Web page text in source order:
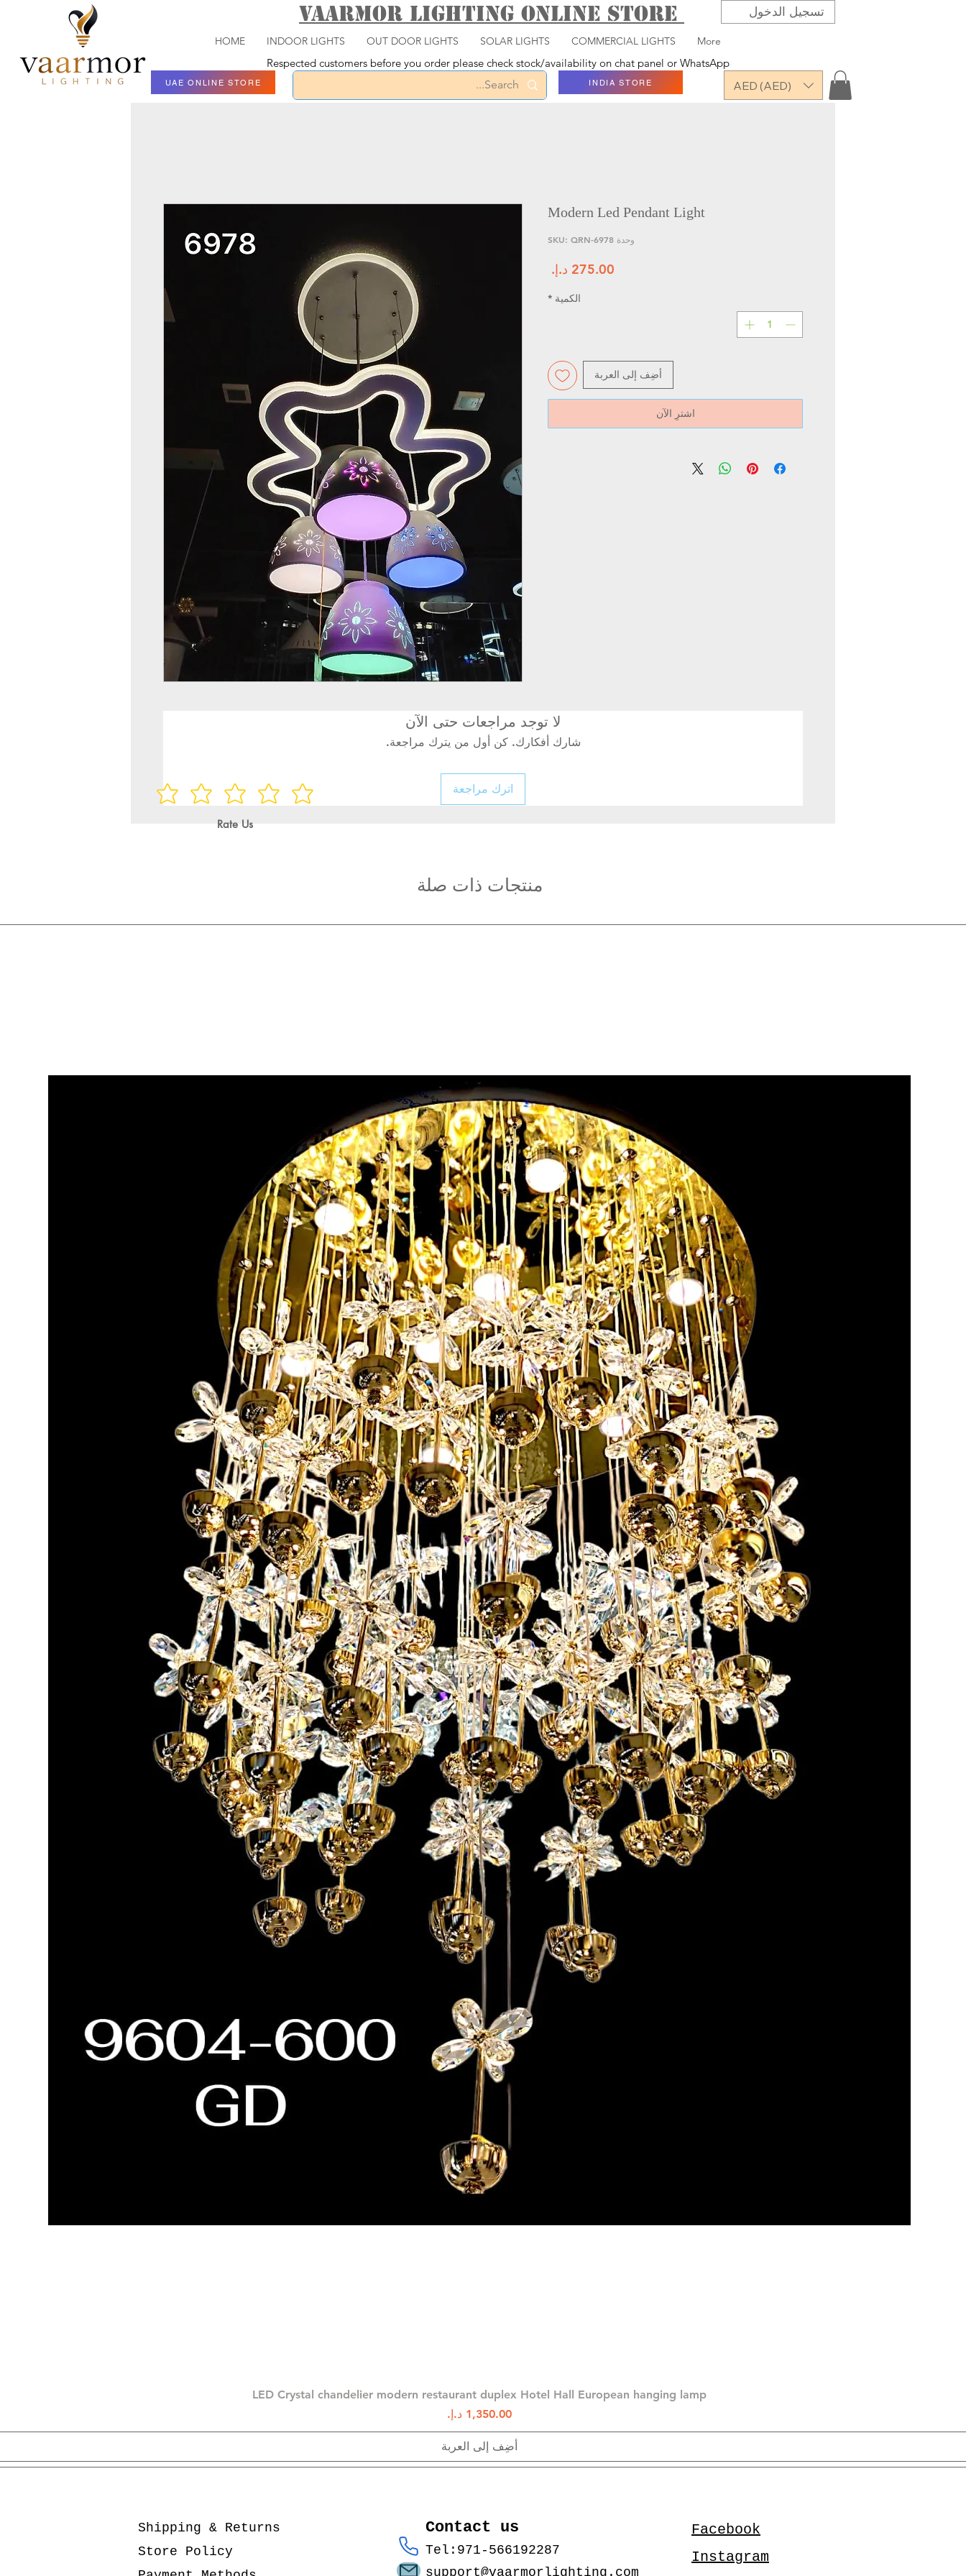
Vaarmor Lighting ONLINE STORE
HOME INDOOR LIGHTS OUT DOOR LIGHTS SOLAR LIGHTS COMMERCIAL LIGHTS More
تسجيل الدخول
Respected customers before you order please check stock/availability on chat panel or WhatsApp
UAE ONLINE STORE INDIA STORE AED (AED)
Modern Led Pendant Light
وحدة SKU: QRN-6978
الكمية *
أضِف إلى العربة
اشترِ الآن
لا توجد مراجعات حتى الآن
شارك أفكارك. كن أول من يترك مراجعة.
اترك مراجعة
Rate Us
منتجات ذات صلة
العرض السريع
LED Crystal chandelier modern restaurant duplex Hotel Hall European hanging lamp
السعر
أضِف إلى العربة
Shipping & Returns
Store Policy
Contact us
Tel:971-566192287
support@vaarmorlighting.com
Facebook
Instagram